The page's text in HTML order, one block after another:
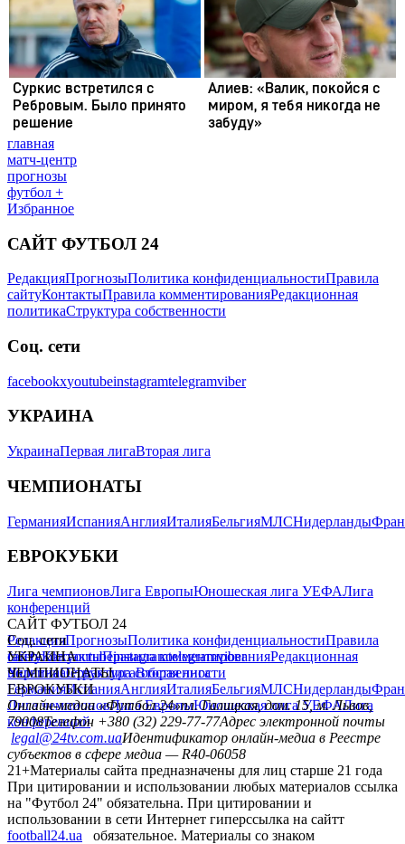
главная
матч-центр
прогнозы
футбол +
Избранное
САЙТ ФУТБОЛ 24
РедакцияПрогнозыПолитика конфиденциальностиПравила
сайтуКонтактыПравила комментированияРедакционная
политикаСтруктура собственности
Соц. сети
facebookxyoutubeinstagramtelegramviber
УКРАИНА
УкраинаПервая лигаВторая лига
ЧЕМПИОНАТЫ
ГерманияИспанияАнглияИталияБельгияМЛСНидерланды
ЕВРОКУБКИ
Лига чемпионовЛига ЕвропыЮношеская лига УЕФАЛига
конференций
САЙТ ФУТБОЛ 24
РедакцияПрогнозыПолитика конфиденциальностиПравила
сайтуКонтактыПравила комментированияРедакционная
политикаСтруктура собственности
Соц. сети
facebookxyoutubeinstagramtelegramviber
УКРАИНА
УкраинаПервая лигаВторая лига
ЧЕМПИОНАТЫ
ГерманияИспанияАнглияИталияБельгияМЛСНидерланды
ЕВРОКУБКИ
Лига чемпионовЛига ЕвропыЮношеская лига УЕФАЛига
конференций
Онлайн-медиа «Футбол 24»пл. Галицкая, дом. 15, м. Львов,
79008Телефон +380 (32) 229-77-77Адрес электронной почты
legal@24tv.com.uaИдентификатор онлайн-медиа в Реестре
субъектов в сфере медиа — R40-06058
21+Материалы сайта предназначены для лиц старше 21 года
При цитировании и использовании любых материалов ссылка
на "Футбол 24" обязательна. При цитировании и
использовании в сети Интернет гиперссылка на сайтт
football24.ua
обязательное. Материалы со знаком